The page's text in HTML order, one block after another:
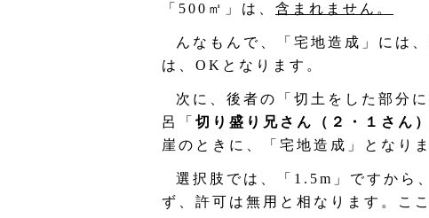
「500㎡」は、 含まれません。
んなもんで、「宅地造成」には
は、OKとなります。
次に、後者の「切土をした部分
呂「 切り盛り兄さん（２・１さん）
崖のときに、「宅地造成」となりま
選択肢では、「1.5m」ですから
ず、許可は無用と相なります。こ